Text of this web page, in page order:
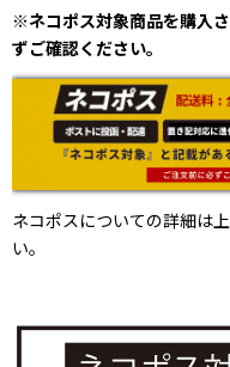
※ネコポス対象商品を購入
ずご確認ください。
ネコポスについての詳細は
い。